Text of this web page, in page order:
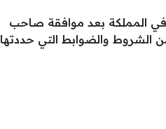
في المملكة بعد موافقة صاحب
الشروط والضوابط التي حددتها